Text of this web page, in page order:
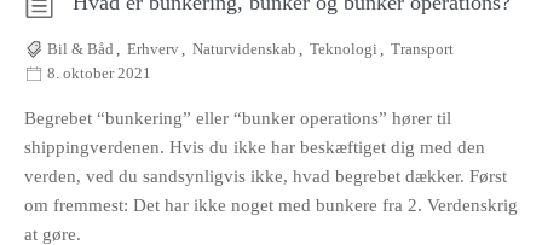
Bil & Båd , Erhverv, Naturvidenskab , Teknologi , Transport
8. oktober 2021
Begrebet “bunkering” eller “bunker operations” hører til
shippingverdenen. Hvis du ikke har beskæftiget dig med den
verden, ved du sandsynligvis ikke, hvad begrebet dækker. Først
om fremmest: Det har ikke noget med bunkere fra 2. Verdenskrig
at gøre.